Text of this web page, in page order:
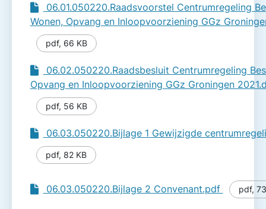
06.01.050220.Raadsvoorstel Centrumregeling
Wonen, Opvang en Inloopvoorziening GGz
pdf, 66 KB
06.02.050220.Raadsbesluit Centrumregeling
Opvang en Inloopvoorziening GGz Groningen
pdf, 56 KB
06.03.050220.Bijlage 1 Gewijzigde
pdf, 82 KB
06.03.050220.Bijlage 2 Convenant.pdf pdf,